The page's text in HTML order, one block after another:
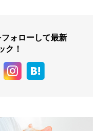
ォローして最新
ク！